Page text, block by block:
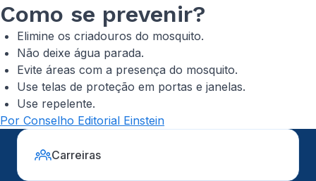
Como se prevenir?
Elimine os criadouros do mosquito.
Não deixe água parada.
Evite áreas com a presença do mosquito.
Use telas de proteção em portas e janelas.
Use repelente.
Por Conselho Editorial Einstein
Carreiras